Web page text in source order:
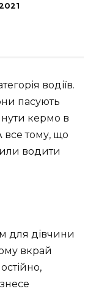
водіїв.
пасують
кермо в
все тому, що
водити
для дівчини
вкрай